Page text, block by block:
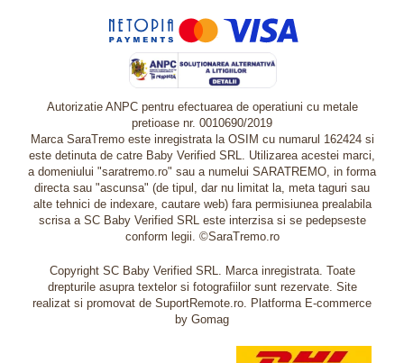
Autorizatie ANPC pentru efectuarea de operatiuni cu metale
pretioase nr. 0010690/2019
Marca SaraTremo este inregistrata la OSIM cu numarul 162424 si
este detinuta de catre Baby Verified SRL. Utilizarea acestei marci,
a domeniului "saratremo.ro" sau a numelui SARATREMO, in forma
directa sau "ascunsa" (de tipul, dar nu limitat la, meta taguri sau
alte tehnici de indexare, cautare web) fara permisiunea prealabila
scrisa a SC Baby Verified SRL este interzisa si se pedepseste
conform legii. ©SaraTremo.ro
Copyright SC Baby Verified SRL. Marca inregistrata. Toate
drepturile asupra textelor si fotografiilor sunt rezervate. Site
realizat si promovat de SuportRemote.ro. Platforma E-commerce
by Gomag